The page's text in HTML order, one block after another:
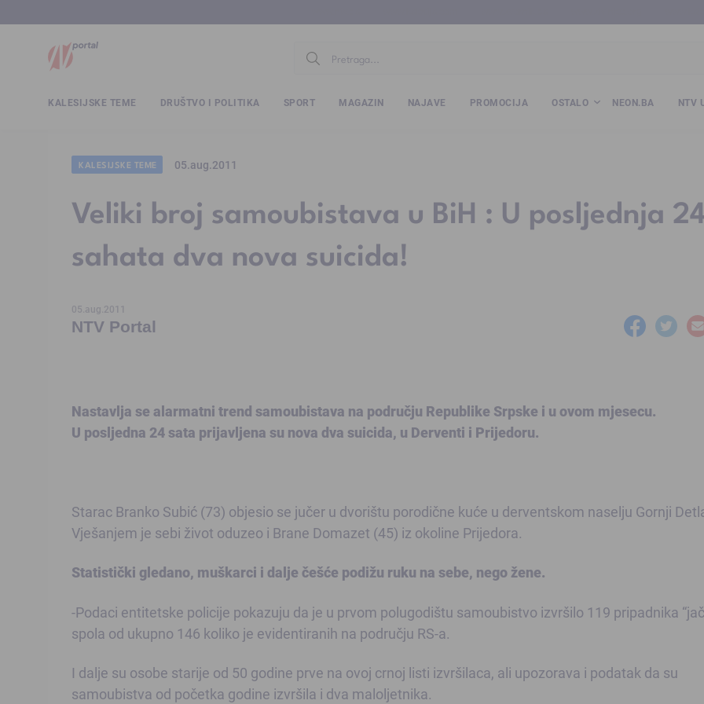
KALESIJSKE TEME DRUŠTVO I POLITIKA SPORT MAGAZIN NAJAVE PROMOCIJA OSTALO NEON.BA NTV
KALESIJSKE TEME 05.aug.2011
Veliki broj samoubistava u BiH : U posljednja 24
sahata dva nova suicida!
05.aug.2011
NTV Portal
Nastavlja se alarmatni trend samoubistava na području Republike Srpske i u ovom mjesecu.
U posljedna 24 sata prijavljena su nova dva suicida, u Derventi i Prijedoru.
Starac Branko Subić (73) objesio se jučer u dvorištu porodične kuće u derventskom naselju Gornji
Vješanjem je sebi život oduzeo i Brane Domazet (45) iz okoline Prijedora.
Statistički gledano, muškarci i dalje češće podižu ruku na sebe, nego žene.
-Podaci entitetske policije pokazuju da je u prvom polugodištu samoubistvo izvršilo 119 pripadnika
spola od ukupno 146 koliko je evidentiranih na području RS-a.
I dalje su osobe starije od 50 godine prve na ovoj crnoj listi izvršilaca, ali upozorava i podatak da su
samoubistva od početka godine izvršila i dva maloljetnika.